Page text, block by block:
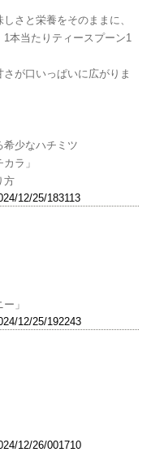
さと栄養をそのままに、
本当たりティースプーン1
が口いっぱいに広がりま
少なハチミツ
ラ」
方
12/25/183113
」
12/25/192243
12/26/001710